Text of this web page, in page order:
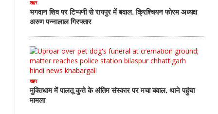
शहर
भगवान शिव पर टिप्पणी से रायपुर में बवाल, क्रिश्चियन फोरम अध्यक्ष
अरुण पन्नालाल गिरफ्तार
शहर
मुक्तिधाम में पालतू कुत्ते के अंतिम संस्कार पर मचा बवाल, थाने पहुंचा
मामला